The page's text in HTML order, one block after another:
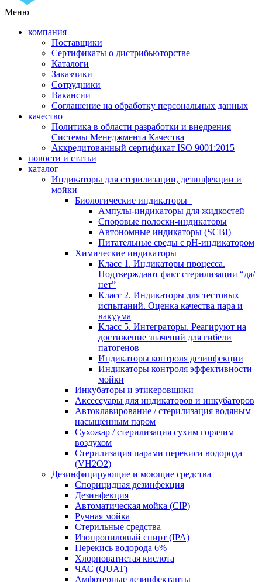
Меню
компания
Поставщики
Сертификаты о дистрибьюторстве
Каталоги
Заказчики
Сотрудники
Вакансии
Соглашение на обработку персональных данных
качество
Политика в области разработки и внедрения
Системы Менеджмента Качества
Аккредитованный сертификат ISO 9001:2015
новости и статьи
каталог
Индикаторы для стерилизации, дезинфекции и
мойки
Биологические индикаторы
Ампулы-индикаторы для жидкостей
Споровые полоски-индикаторы
Автономные индикаторы (SCBI)
Питательные среды с рН-индикатором
Химические индикаторы
Класс 1. Индикаторы процесса.
Подтверждают факт стерилизации “да/
нет”
Класс 2. Индикаторы для тестовых
испытаний. Оценка качества пара и
вакуума
Класс 5. Интеграторы. Реагируют на
достижение значений для гибели
патогенов
Индикаторы контроля дезинфекции
Индикаторы контроля эффективности
мойки
Инкубаторы и этикеровщики
Аксессуары для индикаторов и инкубаторов
Автоклавирование / стерилизация водяным
насыщенным паром
Сухожар / стерилизация сухим горячим
воздухом
Стерилизация парами перекиси водорода
(VH2O2)
Дезинфицирующие и моющие средства
Спорицидная дезинфекция
Дезинфекция
Автоматическая мойка (CIP)
Ручная мойка
Стерильные средства
Изопропиловый спирт (IPA)
Перекись водорода 6%
Хлорноватистая кислота
ЧАС (QUAT)
Амфотерные дезинфектанты